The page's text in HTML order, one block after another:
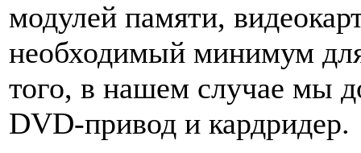
модулей памяти,
необходимый минимум
того, в нашем случае мы
DVD-привод и кардридер.